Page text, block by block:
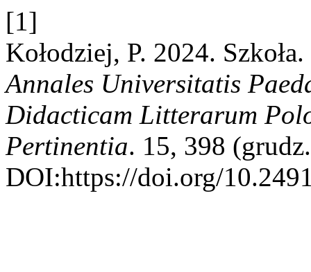
[1]
Kołodziej, P. 2024.
Annales Universitatis
Didacticam Litterarum
Pertinentia. 15, 398
DOI:https://doi.org/